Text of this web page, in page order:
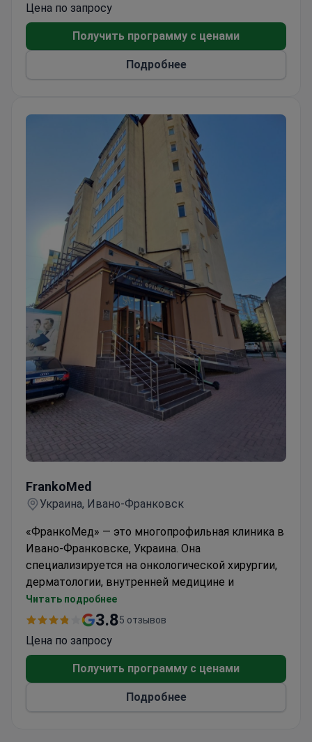
Каждый год хирурги Добробут выполняют
более 11 000 операций.
Более 330 000 пациентов ежегодно проходят
лечения в клиниках сети.
Цена по запросу
Получить программу с ценами
Подробнее
FrankoMed
Украина, Ивано-Франковск
«ФранкоМед» — это многопрофильная клиника в
Ивано-Франковске, Украина. Она
специализируется на онкологической хирургии,
дерматологии, внутренней медицине и
гинекологии. Педиатрическое отделение
занимается лечением распространенных
состояний, включая церебральный паралич,
эпилепсию и врожденные заболевания нервной
системы. В состав медицинской команды
входят 28 врачей различных диагностических и
хирургических специальностей.
Читать подробнее
3.85 отзывов
Цена по запросу
Получить программу с ценами
Подробнее